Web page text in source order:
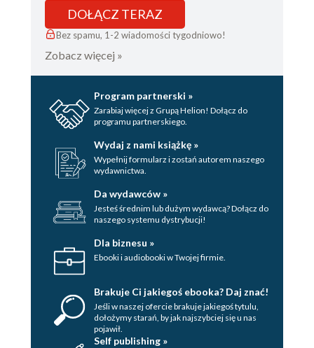
31
CZĘŚĆ CZWARTA
33
35
37
Nota historyczna
Spis treści
Strona redakcyjna
DOŁĄCZ TERAZ
Bez spamu, 1-2 wiadomości tygodniowo!
Zobacz więcej »
Program partnerski »
Zarabiaj więcej z Grupą Helion! Dołącz do
programu partnerskiego.
Wydaj z nami książkę »
Wypełnij formularz i zostań autorem naszego
wydawnictwa.
Da wydawców »
Jesteś średnim lub dużym wydawcą? Dołącz do
naszego systemu dystrybucji!
Dla biznesu »
Ebooki i audiobooki w Twojej firmie.
Brakuje Ci jakiegoś ebooka? Daj znać!
Jeśli w naszej ofercie brakuje jakiegoś tytulu,
dołożymy starań, by jak najszybciej się u nas
pojawił.
Self publishing »